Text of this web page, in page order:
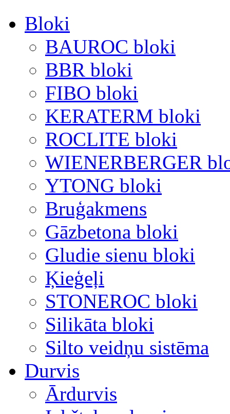
Bloki
BAUROC bloki
BBR bloki
FIBO bloki
KERATERM bloki
ROCLITE bloki
WIENERBERGER
YTONG bloki
Bruģakmens
Gāzbetona bloki
Gludie sienu bloki
Ķieģeļi
STONEROC bloki
Silikāta bloki
Silto veidņu sistēma
Durvis
Ārdurvis